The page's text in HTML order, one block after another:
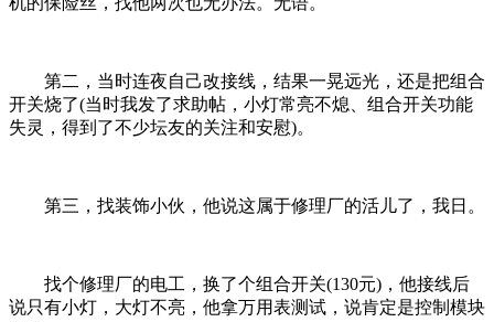
第二，当时连夜自己改接线，结果一晃远光，还是把组合
开关烧了(当时我发了求助帖，小灯常亮不熄、组合开关功能
失灵，得到了不少坛友的关注和安慰)。
第三，找装饰小伙，他说这属于修理厂的活儿了，我日。
找个修理厂的电工，换了个组合开关(130元)，他接线后
说只有小灯，大灯不亮，他拿万用表测试，说肯定是控制模块